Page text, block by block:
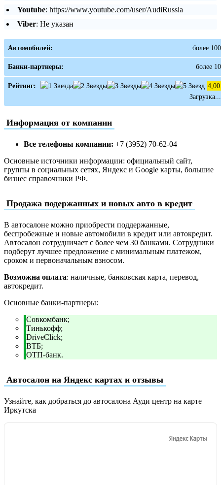
Youtube: https://www.youtube.com/user/AudiRussia
Viber: Не указан
Автомобилей: более 100
Банки-партнеры: более 10
Рейтинг:
4,00
Загрузка...
Информация от компании
Все телефоны компании: +7 (3952) 70-62-04
Основные источники информации: официальный сайт,
группы в социальных сетях, Яндекс и Google карты, большие
бизнес справочники РФ.
Продажа подержанных и новых авто в кредит
В автосалоне можно приобрести поддержанные,
беспробежные и новые автомобили в кредит или автокредит.
Автосалон сотрудничает с более чем 30 банками. Сотрудники
подберут лучшее предложение с минимальным платежом,
сроком и первоначальным взносом.
Возможна оплата: наличные, банковская карта, перевод,
автокредит.
Основные банки-партнеры:
Совкомбанк;
Тинькофф;
DriveClick;
ВТБ;
ОТП-банк.
Автосалон на Яндекс картах и отзывы
Узнайте, как добраться до автосалона Ауди центр на карте
Иркутска